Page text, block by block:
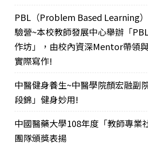
PBL（Problem Based Learning
驗營~本校教師發展中心舉辦「
作坊」，由校內資深Mentor帶領
實際寫作!
中醫健身養生~中醫學院顏宏融副
段錦」健身妙用!
中國醫藥大學108年度「教師專業
團隊頒獎表揚